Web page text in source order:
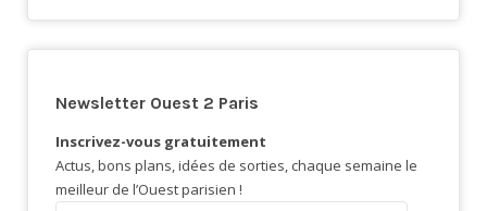
Newsletter Ouest 2 Paris
Inscrivez-vous gratuitement
Actus, bons plans, idées de sorties, chaque semaine le
meilleur de l’Ouest parisien !